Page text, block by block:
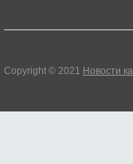
Copyright © 2021 Новости